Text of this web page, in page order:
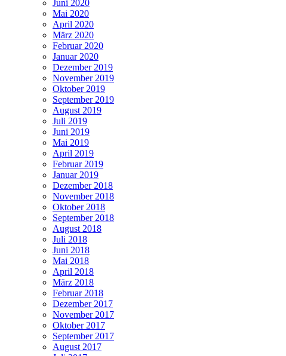
Juni 2020
Mai 2020
April 2020
März 2020
Februar 2020
Januar 2020
Dezember 2019
November 2019
Oktober 2019
September 2019
August 2019
Juli 2019
Juni 2019
Mai 2019
April 2019
Februar 2019
Januar 2019
Dezember 2018
November 2018
Oktober 2018
September 2018
August 2018
Juli 2018
Juni 2018
Mai 2018
April 2018
März 2018
Februar 2018
Dezember 2017
November 2017
Oktober 2017
September 2017
August 2017